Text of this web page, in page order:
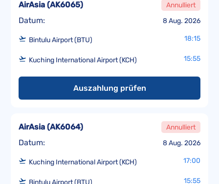
Datum: 8 Aug. 2026
AirAsia (AK6065) Annulliert
Bintulu Airport (BTU) 18:15
Kuching International Airport (KCH) 15:55
Auszahlung prüfen
Datum: 8 Aug. 2026
AirAsia (AK6064) Annulliert
Kuching International Airport (KCH) 17:00
Bintulu Airport (BTU) 15:55